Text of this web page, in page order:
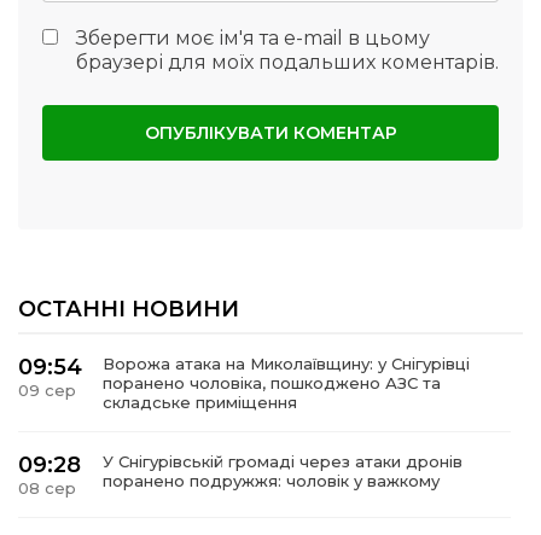
Зберегти моє ім'я та e-mail в цьому
браузері для моїх подальших коментарів.
ОСТАННІ НОВИНИ
09:54
09 сер
Ворожа атака на Миколаївщину: у Снігурівці
поранено чоловіка, пошкоджено АЗС та
складське приміщення
09:28
08 сер
У Снігурівській громаді через атаки дронів
поранено подружжя: чоловік у важкому